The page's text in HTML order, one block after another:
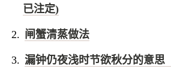
已注定)
闸蟹清蒸做法
漏钟仍夜浅时节欲秋分的意思